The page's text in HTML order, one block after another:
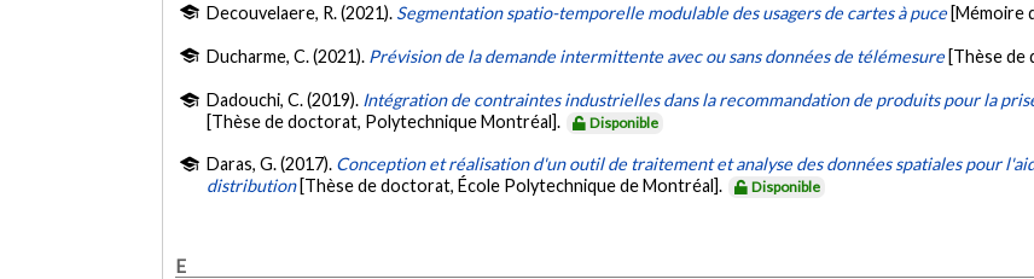
Decouvelaere, R. (2021). Segmentation spatio-temporelle modulable des usagers de cartes à puce [Mémoire
Ducharme, C. (2021). Prévision de la demande intermittente avec ou sans données de télémesure [Thèse
Dadouchi, C. (2019). Intégration de contraintes industrielles dans la recommandation de produits pour la
[Thèse de doctorat, Polytechnique Montréal].
Disponible
Daras, G. (2017). Conception et réalisation d'un outil de traitement et analyse des données spatiales pour
distribution [Thèse de doctorat, École Polytechnique de Montréal]. Disponible
E